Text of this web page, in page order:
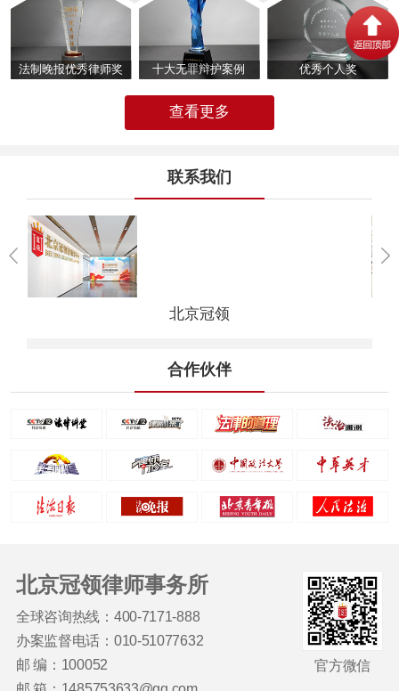
法制晚报优秀律师奖 十大无罪辩护案例 优秀个人奖
查看更多
联系我们
北京冠领
合作伙伴
北京冠领律师事务所
全球咨询热线：400-7171-888
办案监督电话：010-51077632
邮 编：100052
官方微信